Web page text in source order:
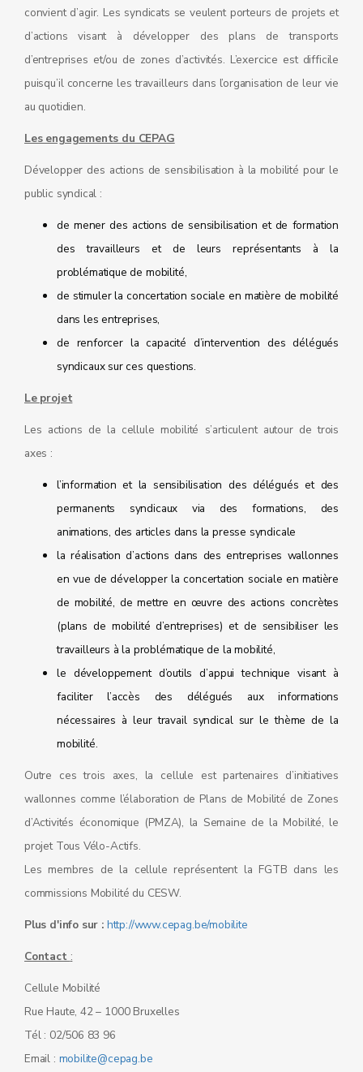
convient d’agir. Les syndicats se veulent porteurs de projets et
d’actions visant à développer des plans de transports
d’entreprises et/ou de zones d’activités. L’exercice est difficile
puisqu’il concerne les travailleurs dans l’organisation de leur vie
au quotidien.
Les engagements du CEPAG
Développer des actions de sensibilisation à la mobilité pour le
public syndical :
de mener des actions de sensibilisation et de formation
des travailleurs et de leurs représentants à la
problématique de mobilité,
de stimuler la concertation sociale en matière de mobilité
dans les entreprises,
de renforcer la capacité d’intervention des délégués
syndicaux sur ces questions.
Le projet
Les actions de la cellule mobilité s’articulent autour de trois
axes :
l’information et la sensibilisation des délégués et des
permanents syndicaux via des formations, des
animations, des articles dans la presse syndicale
la réalisation d’actions dans des entreprises wallonnes
en vue de développer la concertation sociale en matière
de mobilité, de mettre en œuvre des actions concrètes
(plans de mobilité d’entreprises) et de sensibiliser les
travailleurs à la problématique de la mobilité,
le développement d’outils d’appui technique visant à
faciliter l’accès des délégués aux informations
nécessaires à leur travail syndical sur le thème de la
mobilité.
Outre ces trois axes, la cellule est partenaires d’initiatives
wallonnes comme l’élaboration de Plans de Mobilité de Zones
d’Activités économique (PMZA), la Semaine de la Mobilité, le
projet Tous Vélo-Actifs.
Les membres de la cellule représentent la FGTB dans les
commissions Mobilité du CESW.
Plus d'info sur : http://www.cepag.be/mobilite
Contact :
Cellule Mobilité
Rue Haute, 42 – 1000 Bruxelles
Tél : 02/506 83 96
Email : mobilite@cepag.be